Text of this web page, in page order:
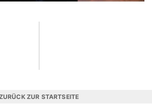
ZUR STARTSEITE